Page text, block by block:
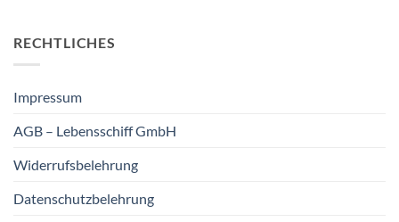
RECHTLICHES
Impressum
AGB – Lebensschiff GmbH
Widerrufsbelehrung
Datenschutzbelehrung